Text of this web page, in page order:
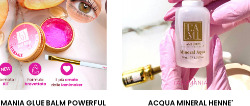
GLUE BALM POWERFUL
ACQUA MINERAL HENNE'